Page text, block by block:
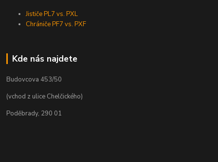
Jističe PL7 vs. PXL
Chrániče PF7 vs. PXF
Kde nás najdete
Budovcova 453/50
(vchod z ulice Chelčického)
Poděbrady, 290 01